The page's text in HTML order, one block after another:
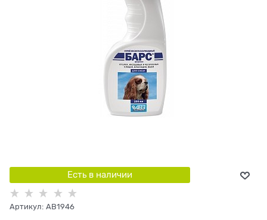
Есть в наличии
Артикул: AB1946